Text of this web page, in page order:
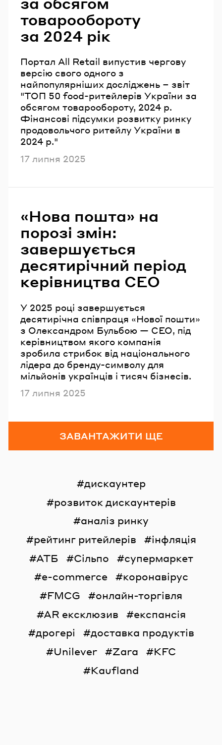
товарообороту
за 2024 рік
Портал All Retail випустив чергову
версію свого одного з
найпопулярніших досліджень – звіт
"ТОП 50 food-ритейлерів України за
обсягом товарообороту, 2024 р.
Фінансові підсумки розвитку ринку
продовольчого ритейлу України в
2024 р."
Опубліковано
17 липня 2025
«Нова пошта» на
порозі змін:
завершується
десятирічний період
керівництва СЕО
У 2025 році завершується
десятирічна співпраця «Нової пошти»
з Олександром Бульбою — СЕО, під
керівництвом якого компанія
зробила стрибок від національного
лідера до бренду-символу для
мільйонів українців і тисяч бізнесів.
Опубліковано
17 липня 2025
ЗАВАНТАЖИТИ ЩЕ
дискаунтер
розвиток дискаунтерів
аналіз ринку
рейтинг ритейлерів
інфляція
АТБ
Сільпо
супермаркет
e-commerce
коронавірус
FMCG
онлайн-торгівля
AR ексклюзив
експансія
дрогері
доставка продуктів
Unilever
Zara
KFC
Kaufland